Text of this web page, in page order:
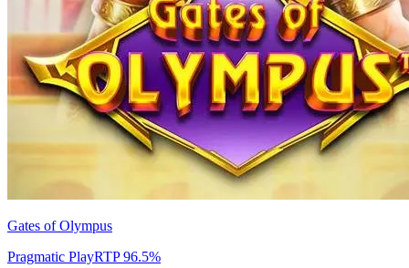
Gates of Olympus
Pragmatic PlayRTP96.5%